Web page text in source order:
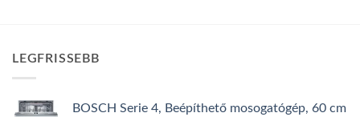
LEGFRISSEBB
BOSCH Serie 4, Beépíthető mosogatógép, 60 cm